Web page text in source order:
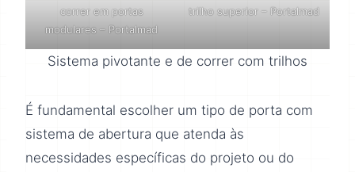
correr em portas
modulares – Portalmad
trilho superior – Portalmad
Sistema pivotante e de correr com trilhos
É fundamental escolher um tipo de porta com
sistema de abertura que atenda às
necessidades específicas do projeto ou do